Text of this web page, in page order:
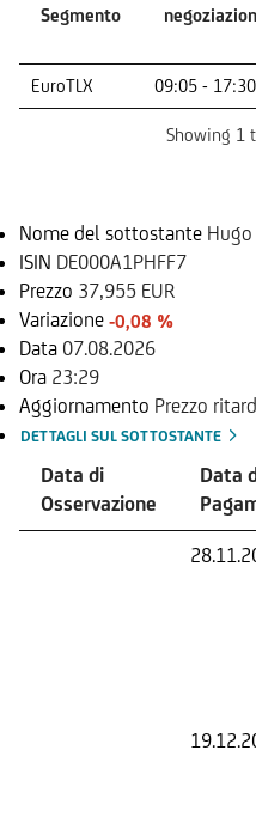
Segmento
Mercato -
Orario di
EuroTLX 09:05 - 17:30
Showing 1
Nome del sottostante Hugo
ISIN DE000A1PHFF7
Prezzo 37,955 EUR
Variazione -0,08 %
Data 07.08.2026
Ora 23:29
Aggiornamento Prezzo
DETTAGLI SUL SOTTOSTANTE
Data di
Osservazione
Data